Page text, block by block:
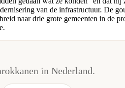
van de infrastructuur. De
naar drie grote gemeenten in
in Nederland.